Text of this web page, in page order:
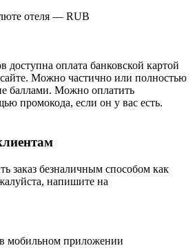
отеля — RUB
доступна оплата банковской картой
Можно частично или полностью
баллами. Можно оплатить
промокода, если он у вас есть.
заказ безналичным способом как
напишите на
мобильном приложении